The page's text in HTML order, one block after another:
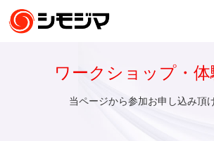
ワークショップ・体
当ページから参加お申し込み頂